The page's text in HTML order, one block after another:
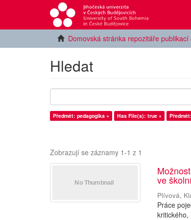
Domovská stránka repozitáře publikací
Hledat
Předmět: pedagogika × Has File(s): true ×
Zobrazují se záznamy 1-1 z 1
ve
Plívová,
Práce